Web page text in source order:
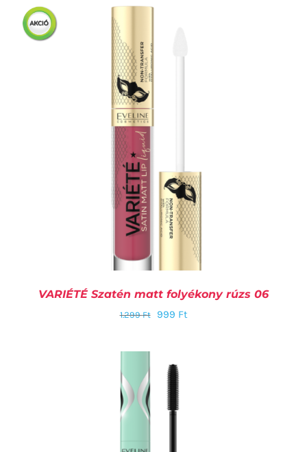
KOSÁRBA TESZEM RÉSZLETEK
KOSÁRBA TESZEM / RÉSZLETEK
VARIÉTÉ Szatén matt folyékony rúzs 06
1.299Ft 999 Ft